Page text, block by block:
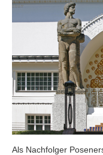
Als Nachfolger